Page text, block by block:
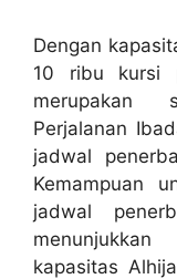
Dengan
10 ribu kursi
merupakan
Perjalanan
jadwal
Kemampuan
jadwal
kapasitas